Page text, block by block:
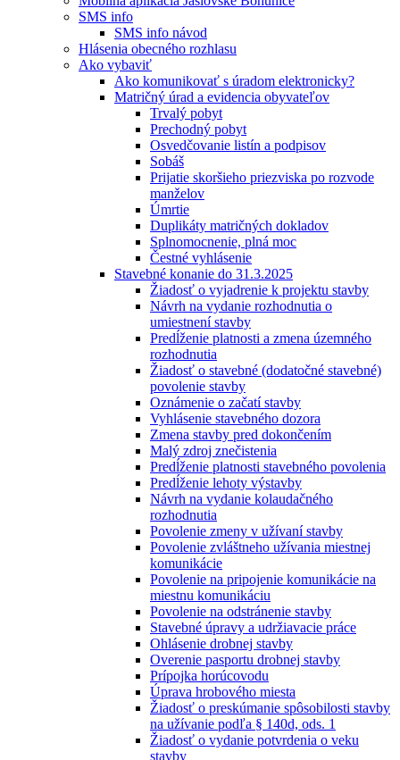
SMS info
SMS info návod
Hlásenia obecného rozhlasu
Ako vybaviť
Ako komunikovať s úradom elektronicky?
Matričný úrad a evidencia obyvateľov
Trvalý pobyt
Prechodný pobyt
Osvedčovanie listín a podpisov
Sobáš
Prijatie skoršieho priezviska po rozvode
manželov
Úmrtie
Duplikáty matričných dokladov
Splnomocnenie, plná moc
Čestné vyhlásenie
Stavebné konanie do 31.3.2025
Žiadosť o vyjadrenie k projektu stavby
Návrh na vydanie rozhodnutia o
umiestnení stavby
Predĺženie platnosti a zmena územného
rozhodnutia
Žiadosť o stavebné (dodatočné stavebné)
povolenie stavby
Oznámenie o začatí stavby
Vyhlásenie stavebného dozora
Zmena stavby pred dokončením
Malý zdroj znečistenia
Predĺženie platnosti stavebného povolenia
Predĺženie lehoty výstavby
Návrh na vydanie kolaudačného
rozhodnutia
Povolenie zmeny v užívaní stavby
Povolenie zvláštneho užívania miestnej
komunikácie
Povolenie na pripojenie komunikácie na
miestnu komunikáciu
Povolenie na odstránenie stavby
Stavebné úpravy a udržiavacie práce
Ohlásenie drobnej stavby
Overenie pasportu drobnej stavby
Prípojka horúcovodu
Úprava hrobového miesta
Žiadosť o preskúmanie spôsobilosti stavby
na užívanie podľa § 140d, ods. 1
Žiadosť o vydanie potvrdenia o veku
stavby